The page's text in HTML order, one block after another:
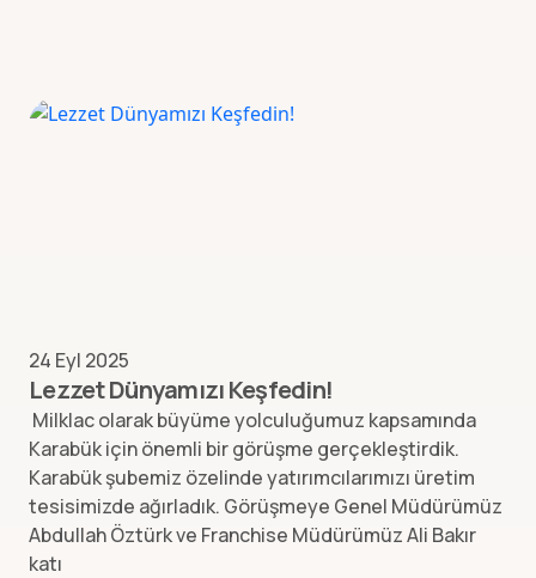
24 Eyl 2025
Lezzet Dünyamızı Keşfedin!
Milklac olarak büyüme yolculuğumuz kapsamında
Karabük için önemli bir görüşme gerçekleştirdik.
Karabük şubemiz özelinde yatırımcılarımızı üretim
tesisimizde ağırladık. Görüşmeye Genel Müdürümüz
Abdullah Öztürk ve Franchise Müdürümüz Ali Bakır
katı